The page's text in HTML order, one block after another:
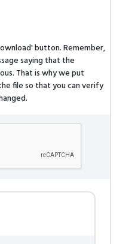
button. Remember,
saying that the
That is why we put
file so that you can verify